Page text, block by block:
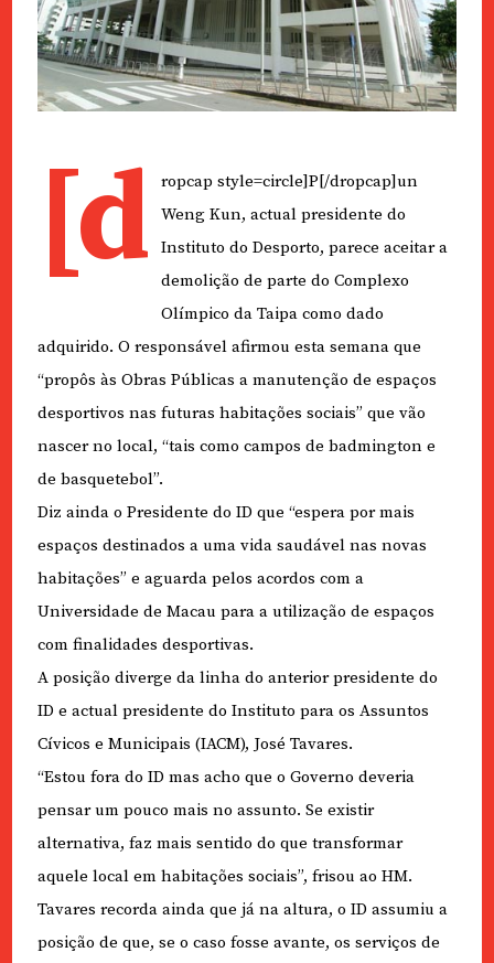
[d
ropcap style=circle]P[/dropcap]un
Weng Kun, actual presidente do
Instituto do Desporto, parece aceitar a
demolição de parte do Complexo
Olímpico da Taipa como dado
adquirido. O responsável afirmou esta semana que
“propôs às Obras Públicas a manutenção de espaços
desportivos nas futuras habitações sociais” que vão
nascer no local, “tais como campos de badmington e
de basquetebol”.
Diz ainda o Presidente do ID que “espera por mais
espaços destinados a uma vida saudável nas novas
habitações” e aguarda pelos acordos com a
Universidade de Macau para a utilização de espaços
com finalidades desportivas.
A posição diverge da linha do anterior presidente do
ID e actual presidente do Instituto para os Assuntos
Cívicos e Municipais (IACM), José Tavares.
“Estou fora do ID mas acho que o Governo deveria
pensar um pouco mais no assunto. Se existir
alternativa, faz mais sentido do que transformar
aquele local em habitações sociais”, frisou ao HM.
Tavares recorda ainda que já na altura, o ID assumiu a
posição de que, se o caso fosse avante, os serviços de